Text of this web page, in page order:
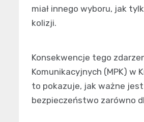
miał innego wyboru, jak
kolizji.
Konsekwencje tego
Komunikacyjnych (MPK) w
to pokazuje, jak ważne
bezpieczeństwo zarówno